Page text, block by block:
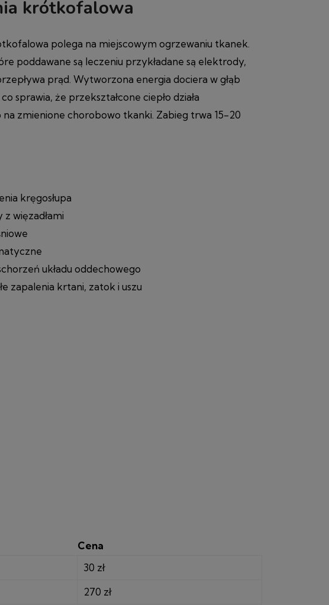
krótkofalowa
polega na miejscowym ogrzewaniu tkanek.
poddawane są leczeniu przykładane są elektrody,
prąd. Wytworzona energia dociera w głąb
sprawia, że przekształcone ciepło działa
na zmienione chorobowo tkanki. Zabieg trwa 15-20
kręgosłupa
więzadłami
układu oddechowego
zapalenia krtani, zatok i uszu
Cena
30 zł
270 zł